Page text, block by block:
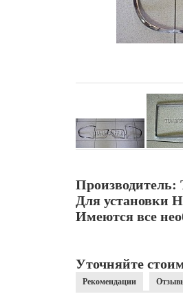
Производитель:
Для установки
Имеются все
Уточняйте
Рекомендации